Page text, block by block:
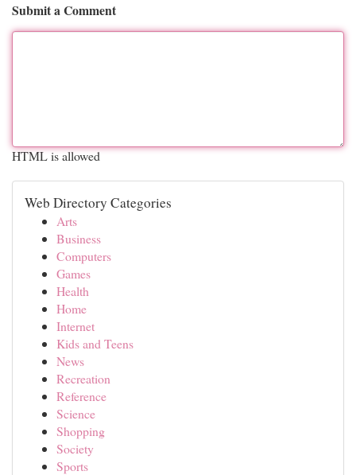
Submit a Comment
HTML is allowed
Web Directory Categories
Arts
Business
Computers
Games
Health
Home
Internet
Kids and Teens
News
Recreation
Reference
Science
Shopping
Society
Sports